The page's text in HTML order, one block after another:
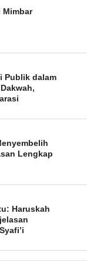
Mimbar
Publik dalam
Lengkap
Haruskah